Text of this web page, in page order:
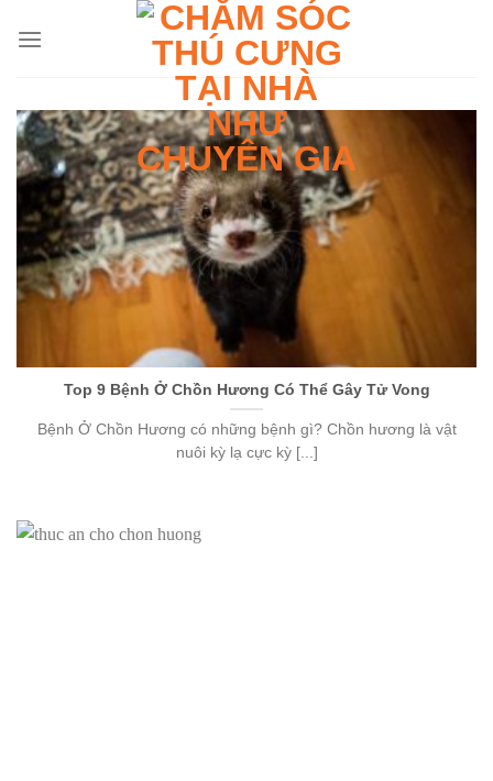
Top 9 Bệnh Ở Chồn Hương Có Thể Gây Tử Vong
Bệnh Ở Chồn Hương có những bệnh gì? Chồn hương là vật
nuôi kỳ lạ cực kỳ [...]